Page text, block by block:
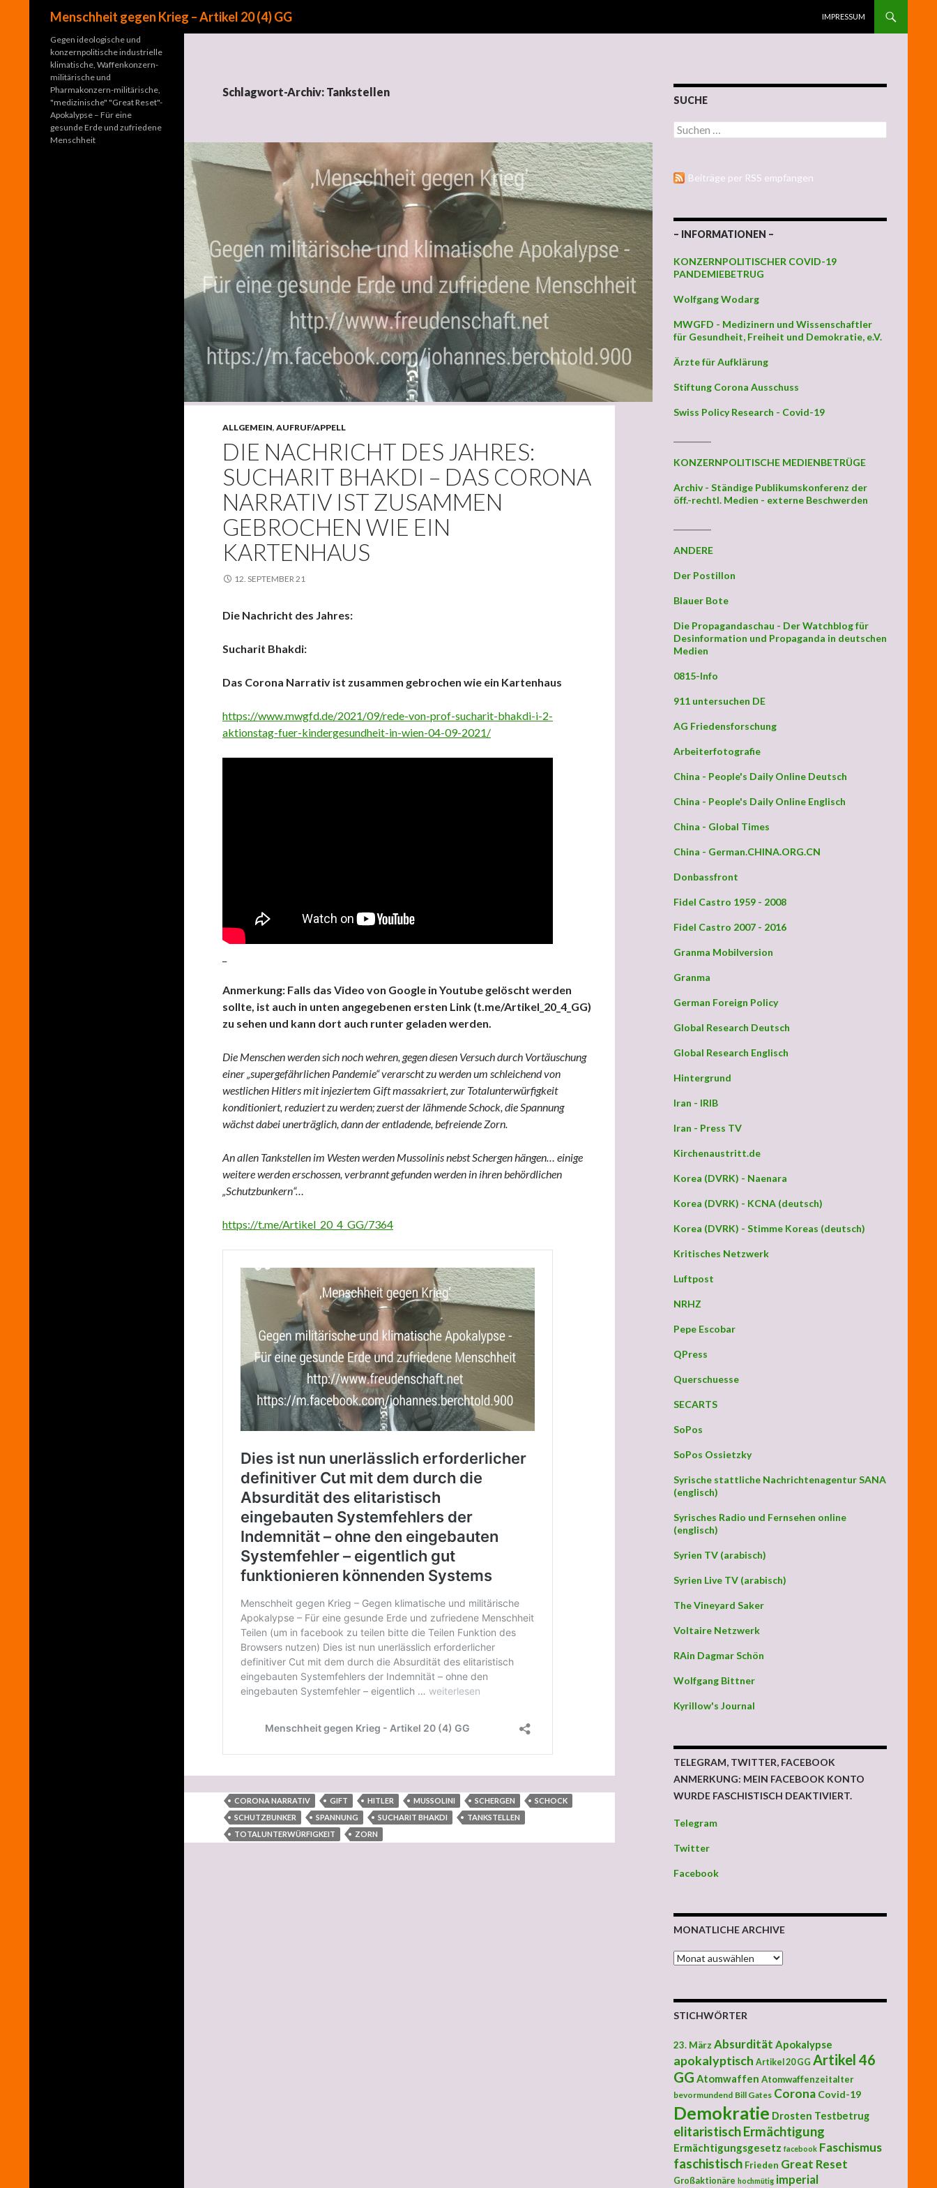
Menschheit gegen Krieg – Artikel 20 (4) GG
IMPRESSUM
Schlagwort-Archiv: Tankstellen
ALLGEMEIN, AUFRUF/APPELL
DIE NACHRICHT DES JAHRES:
SUCHARIT BHAKDI – DAS CORONA
NARRATIV IST ZUSAMMEN
GEBROCHEN WIE EIN
KARTENHAUS
12. SEPTEMBER 21
Die Nachricht des Jahres:
Sucharit Bhakdi:
Das Corona Narrativ ist zusammen gebrochen wie ein Kartenhaus
https://www.mwgfd.de/2021/09/rede-von-prof-sucharit-bhakdi-i-2-
aktionstag-fuer-kindergesundheit-in-wien-04-09-2021/
Anmerkung: Falls das Video von Google in Youtube gelöscht werden
sollte, ist auch in unten angegebenen ersten Link (t.me/Artikel_20_4_GG)
zu sehen und kann dort auch runter geladen werden.
Die Menschen werden sich noch wehren, gegen diesen Versuch durch Vortäuschung
einer „supergefährlichen Pandemie“ verarscht zu werden um schleichend von
westlichen Hitlers mit injeziertem Gift massakriert, zur Totalunterwürfigkeit
konditioniert, reduziert zu werden; zuerst der lähmende Schock, die Spannung
wächst dabei unerträglich, dann der entladende, befreiende Zorn.
An allen Tankstellen im Westen werden Mussolinis nebst Schergen hängen… einige
weitere werden erschossen, verbrannt gefunden werden in ihren behördlichen
„Schutzbunkern“…
https://t.me/Artikel_20_4_GG/7364
CORONA NARRATIV GIFT HITLER MUSSOLINI SCHERGEN
SCHOCK
SCHUTZBUNKER
SPANNUNG SUCHARIT BHAKDI
TANKSTELLEN
TOTALUNTERWÜRFIGKEIT
ZORN
SUCHE
Suchen nach:
Beiträge per RSS empfangen
– INFORMATIONEN –
KONZERNPOLITISCHER COVID-19
PANDEMIEBETRUG
Wolfgang Wodarg
MWGFD - Medizinern und Wissenschaftler
für Gesundheit, Freiheit und Demokratie, e.V.
Ärzte für Aufklärung
Stiftung Corona Ausschuss
Swiss Policy Research - Covid-19
KONZERNPOLITISCHE MEDIENBETRÜGE
Archiv - Ständige Publikumskonferenz der
öff.-rechtl. Medien - externe Beschwerden
ANDERE
Der Postillon
Blauer Bote
Die Propagandaschau - Der Watchblog für
Desinformation und Propaganda in deutschen
Medien
0815-Info
911 untersuchen DE
AG Friedensforschung
Arbeiterfotografie
China - People's Daily Online Deutsch
China - People's Daily Online Englisch
China - Global Times
China - German.CHINA.ORG.CN
Donbassfront
Fidel Castro 1959 - 2008
Fidel Castro 2007 - 2016
Granma Mobilversion
Granma
German Foreign Policy
Global Research Deutsch
Global Research Englisch
Hintergrund
Iran - IRIB
Iran - Press TV
Kirchenaustritt.de
Korea (DVRK) - Naenara
Korea (DVRK) - KCNA (deutsch)
Korea (DVRK) - Stimme Koreas (deutsch)
Kritisches Netzwerk
Luftpost
NRHZ
Pepe Escobar
QPress
Querschuesse
SECARTS
SoPos
SoPos Ossietzky
Syrische stattliche Nachrichtenagentur SANA
(englisch)
Syrisches Radio und Fernsehen online
(englisch)
Syrien TV (arabisch)
Syrien Live TV (arabisch)
The Vineyard Saker
Voltaire Netzwerk
RAin Dagmar Schön
Wolfgang Bittner
Kyrillow's Journal
TELEGRAM, TWITTER, FACEBOOK
ANMERKUNG: MEIN FACEBOOK KONTO
WURDE FASCHISTISCH DEAKTIVIERT.
Telegram
Twitter
Facebook
MONATLICHE ARCHIVE
MONATLICHE ARCHIVE
STICHWÖRTER
23. März Absurdität Apokalypse
apokalyptisch Artikel 20 GG Artikel 46
GG Atomwaffen Atomwaffenzeitalter
bevormundend Bill Gates Corona Covid-19
Demokratie Drosten Testbetrug
elitaristischErmächtigung
Ermächtigungsgesetz facebook Faschismus
faschistisch Frieden Great Reset
Großaktionäre hochmütig imperial
Gegen ideologische und
konzernpolitische industrielle
klimatische, Waffenkonzern-
militärische und
Pharmakonzern-militärische,
"medizinische" "Great Reset"-
Apokalypse – Für eine
gesunde Erde und zufriedene
Menschheit